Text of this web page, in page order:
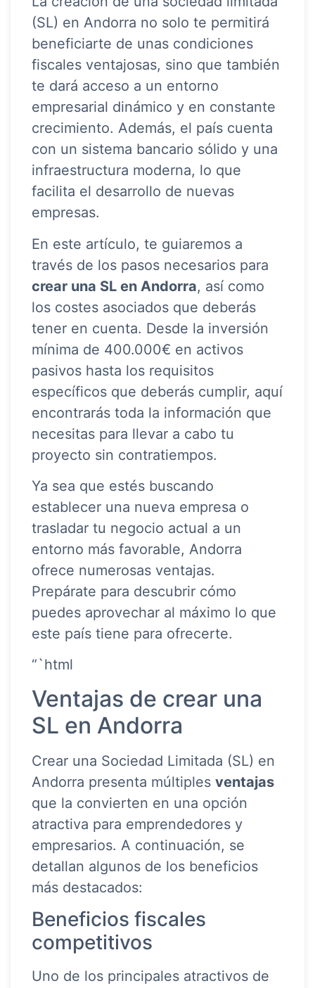
(SL) en Andorra no solo te permitirá
beneficiarte de unas condiciones
fiscales ventajosas, sino que también
te dará acceso a un entorno
empresarial dinámico y en constante
crecimiento. Además, el país cuenta
con un sistema bancario sólido y una
infraestructura moderna, lo que
facilita el desarrollo de nuevas
empresas.
En este artículo, te guiaremos a
través de los pasos necesarios para
crear una SL en Andorra, así como
los costes asociados que deberás
tener en cuenta. Desde la inversión
mínima de 400.000€ en activos
pasivos hasta los requisitos
específicos que deberás cumplir, aquí
encontrarás toda la información que
necesitas para llevar a cabo tu
proyecto sin contratiempos.
Ya sea que estés buscando
establecer una nueva empresa o
trasladar tu negocio actual a un
entorno más favorable, Andorra
ofrece numerosas ventajas.
Prepárate para descubrir cómo
puedes aprovechar al máximo lo que
este país tiene para ofrecerte.
“`html
Ventajas de crear una
SL en Andorra
Crear una Sociedad Limitada (SL) en
Andorra presenta múltiples ventajas
que la convierten en una opción
atractiva para emprendedores y
empresarios. A continuación, se
detallan algunos de los beneficios
más destacados:
Beneficios fiscales
competitivos
Uno de los principales atractivos de